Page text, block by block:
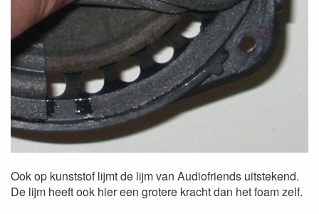
Ook op kunststof lijmt de lijm van Audiofriends uitstekend.
De lijm heeft ook hier een grotere kracht dan het foam zelf.